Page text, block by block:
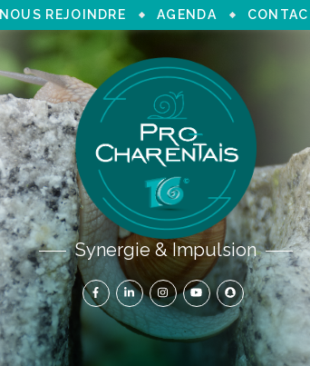
NOUS REJOINDRE AGENDA
Synergie & Impulsion